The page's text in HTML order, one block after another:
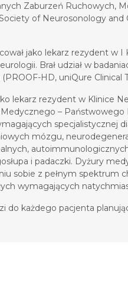
Zaburzeń Ruchowych,
of Neurosonology and
jako lekarz rezydent w I
Brał udział w
HD, uniQure Clinical
lekarz rezydent w Klinice
–
specjalistycznej
mózgu,
i padaczki. Dyżury
sobie z pełnym spektrum
wymagających
do każdego pacjenta